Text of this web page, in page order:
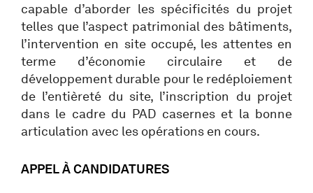
capable d’aborder les spécificités du projet
telles que l’aspect patrimonial des bâtiments,
l’intervention en site occupé, les attentes en
terme d’économie circulaire et de
développement durable pour le redéploiement
de l’entièreté du site, l’inscription du projet
dans le cadre du PAD casernes et la bonne
articulation avec les opérations en cours.
APPEL À CANDIDATURES